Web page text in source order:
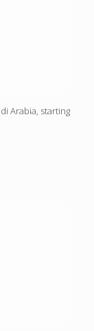
Arabia, starting